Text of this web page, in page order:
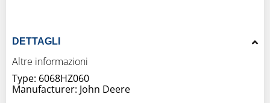
DETTAGLI
Altre informazioni
Type: 6068HZ060
Manufacturer: John Deere